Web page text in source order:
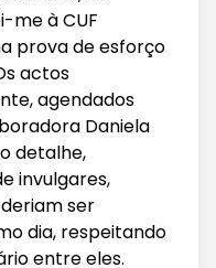
me à CUF
prova de esforço
actos
agendados
Daniela
detalhe,
invulgares,
ser
dia, respeitando
entre eles.